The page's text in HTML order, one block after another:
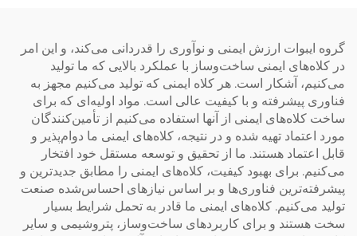
گروه ایبوات ارزش ایمنی و نوآوری را قدردانی می‌کند، و این امر
در کلاه‌های ایمنی ساخت‌وساز با عملکرد بالایی که ما تولید
می‌کنیم، آشکار است. هر کلاه ایمنی که تولید می‌کنیم مجهز به
فناوری پیشرفته و با کیفیت عالی است. مواد اولیه‌ای که برای
ساخت کلاه‌های ایمنی از آنها استفاده می‌کنیم از تأمین‌کنندگان
مورد اعتماد تهیه شده و در نتیجه، کلاه‌های ایمنی ما دوام‌پذیر و
قابل اعتماد هستند. ما از تحقیق و توسعه مستقل خود افتخار
می‌کنیم. برای بهبود کیفیت، کلاه‌های ایمنی را مطابق جدیدترین و
پیشرفته‌ترین فناوری‌ها و بر اساس نیازهای احساس‌شده صنعت
تولید می‌کنیم. کلاه‌های ایمنی ما قادر به تحمل شرایط بسیار
سخت هستند و برای کاربردهای ساخت‌وساز، پتروشیمی و سایر